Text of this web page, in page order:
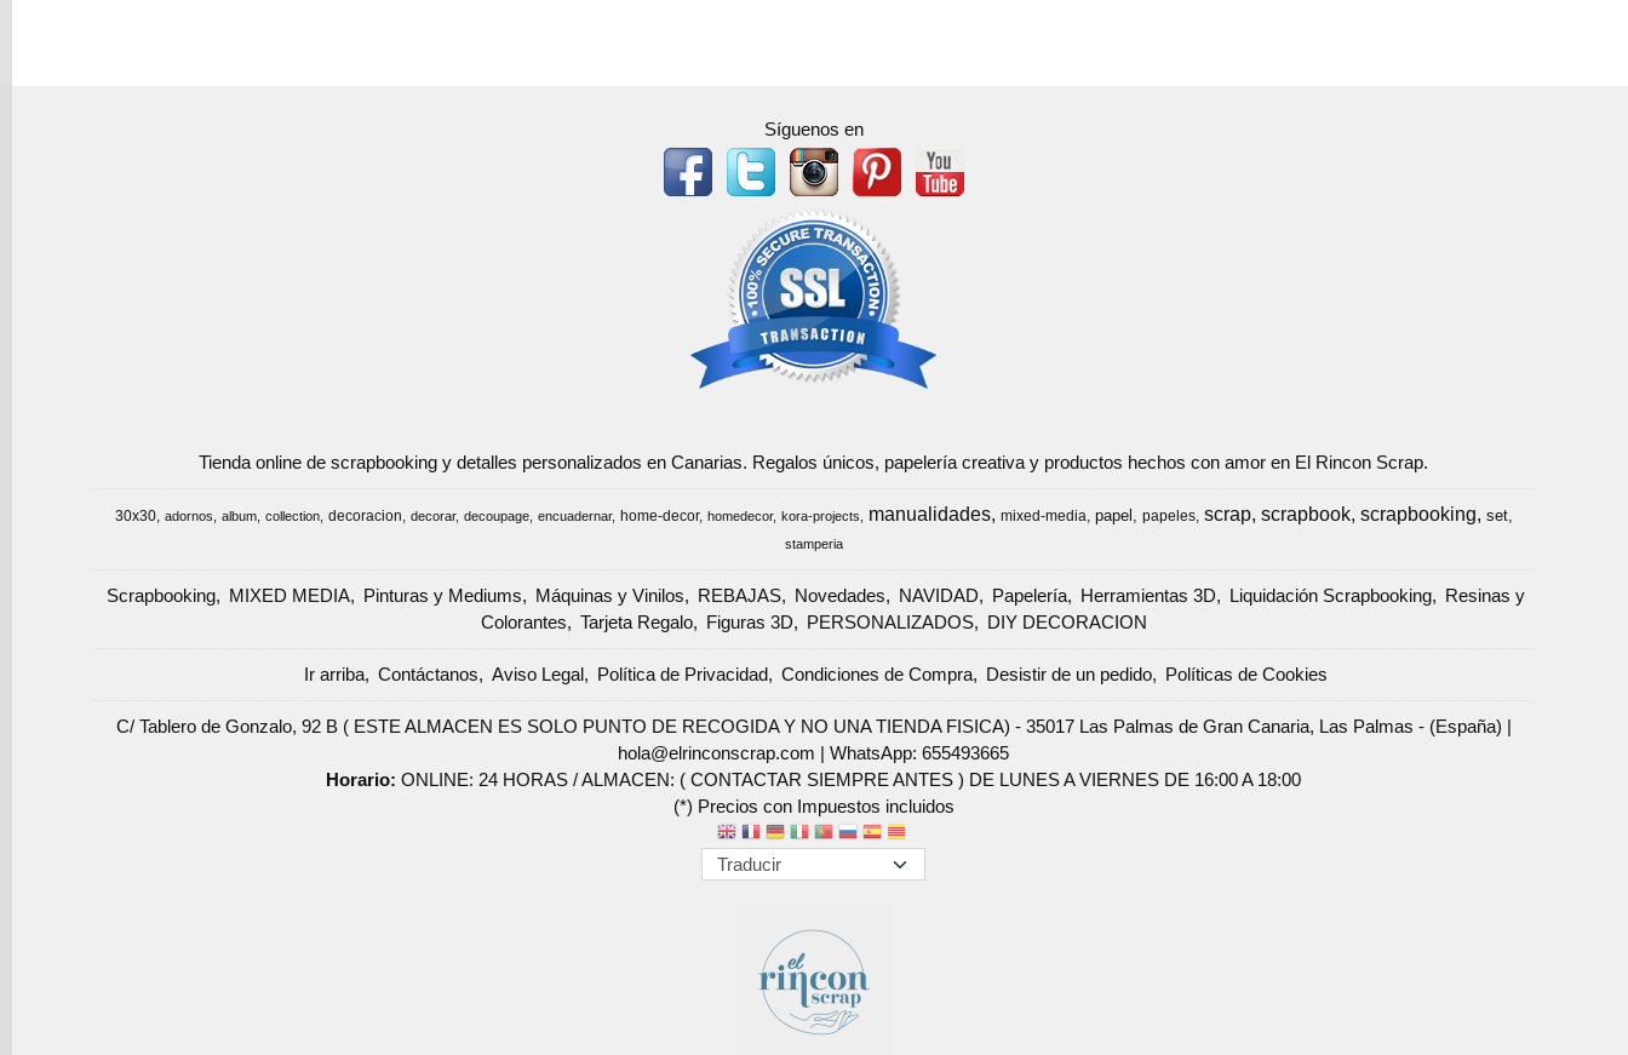
Síguenos en
Tienda online de scrapbooking y detalles personalizados en Canarias. Regalos únicos, papelería creativa y productos hechos con amor en El Rincon Scrap.
30x30 adornos album collection decoracion decorar decoupage encuadernar home-decor homedecor kora-projects manualidades mixed-media papel papeles scrap scrapbook scrapbooking set
stamperia
Scrapbooking MIXED MEDIA Pinturas y Mediums Máquinas y Vinilos REBAJAS Novedades NAVIDAD Papelería Herramientas 3D Liquidación Scrapbooking
Resinas y
Colorantes
Tarjeta Regalo Figuras 3D PERSONALIZADOS DIY DECORACION
Ir arriba Contáctanos Aviso Legal Política de Privacidad Condiciones de Compra Desistir de un pedido Políticas de Cookies
C/ Tablero de Gonzalo, 92 B ( ESTE ALMACEN ES SOLO PUNTO DE RECOGIDA Y NO UNA TIENDA FISICA) - 35017 Las Palmas de Gran Canaria, Las Palmas - (España) |
hola@elrinconscrap.com |WhatsApp: 655493665
Horario:ONLINE: 24 HORAS / ALMACEN: ( CONTACTAR SIEMPRE ANTES ) DE LUNES A VIERNES DE 16:00 A 18:00
(*) Precios con Impuestos incluidos